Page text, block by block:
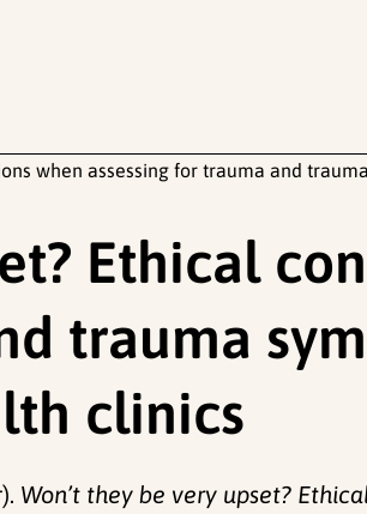
when assessing for trauma and
Ethical
trauma
clinics
Won’t they be very upset?